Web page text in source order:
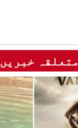
متعلقہ خبریں